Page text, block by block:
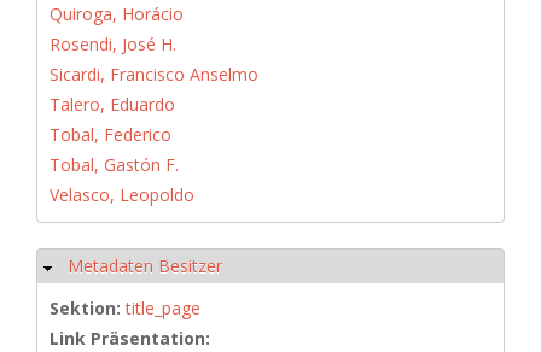
Quiroga, Horácio
Rosendi, José H.
Sicardi, Francisco Anselmo
Talero, Eduardo
Tobal, Federico
Tobal, Gastón F.
Velasco, Leopoldo
Hide
Metadaten Besitzer
Sektion:title_page
Link Präsentation: